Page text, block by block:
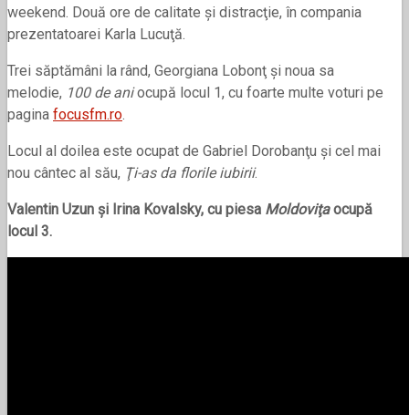
weekend. Două ore de calitate şi distracţie, în compania
prezentatoarei Karla Lucuţă.
Trei săptămâni la rând, Georgiana Lobonţ şi noua sa
melodie, 100 de aniocupă locul 1, cu foarte multe voturi pe
pagina focusfm.ro
Locul al doilea este ocupat de Gabriel Dorobanţu şi cel mai
nou cântec al său, Ţi-as da florile iubirii.
Valentin Uzun şi Irina Kovalsky, cu piesa Moldoviţaocupă
locul 3.